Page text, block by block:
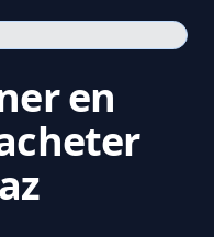
en